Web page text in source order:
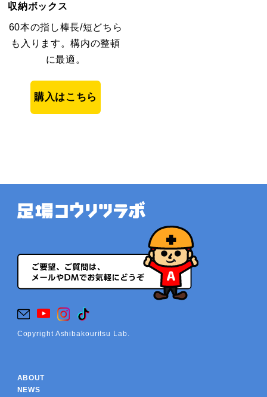
収納ボックス
60本の指し棒長/短どちら
も入ります。構内の整頓
に最適。
購入はこちら
Copyright Ashibakouritsu Lab.
ABOUT
NEWS